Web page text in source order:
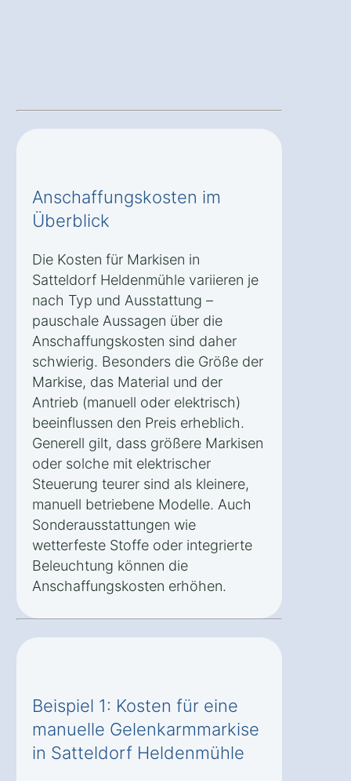
Anschaffungskosten im
Überblick
Die Kosten für Markisen in
Satteldorf Heldenmühle variieren je
nach Typ und Ausstattung –
pauschale Aussagen über die
Anschaffungskosten sind daher
schwierig. Besonders die Größe der
Markise, das Material und der
Antrieb (manuell oder elektrisch)
beeinflussen den Preis erheblich.
Generell gilt, dass größere Markisen
oder solche mit elektrischer
Steuerung teurer sind als kleinere,
manuell betriebene Modelle. Auch
Sonderausstattungen wie
wetterfeste Stoffe oder integrierte
Beleuchtung können die
Anschaffungskosten erhöhen.
Beispiel 1: Kosten für eine
manuelle Gelenkarmmarkise
in Satteldorf Heldenmühle